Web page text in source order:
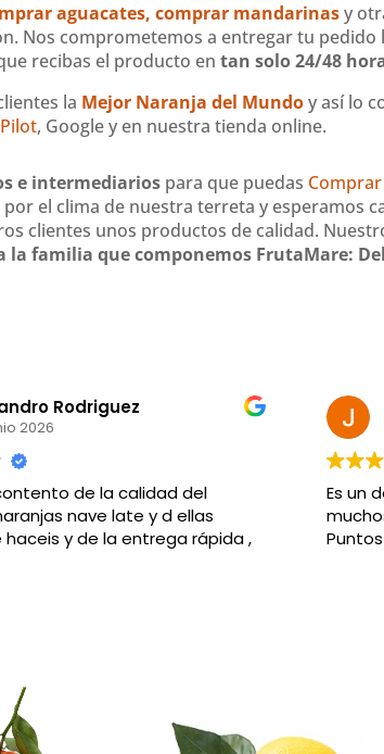
aguacates, comprar mandarinasy
Nos comprometemos a entregar tu
recibas el producto en tan solo 24/48
la Mejor Naranja del Mundoy así lo
, Google y en nuestra tienda online.
e intermediarios para que puedas
el clima de nuestra terreta y esperamos
clientes unos productos de calidad.
la familia que componemos FrutaMare:
Rodriguez
2026
de la calidad del
nave late y d ellas
y de la entrega rápida ,
Es un
Puntos